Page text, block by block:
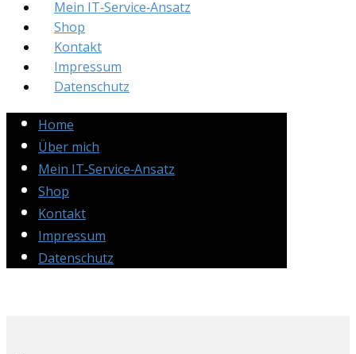
Mein IT‑Service‑Ansatz
Shop
Kontakt
Impressum
Datenschutz
Home
Über mich
Mein IT‑Service‑Ansatz
Shop
Kontakt
Impressum
Datenschutz